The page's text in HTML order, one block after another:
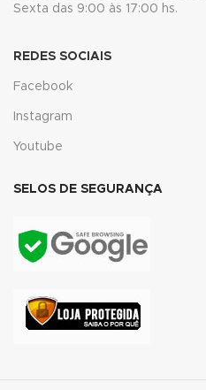
panel
panel
panel
Sexta das 9:00 às 17:00 hs.
REDES SOCIAIS
Facebook
Instagram
Youtube
SELOS DE SEGURANÇA